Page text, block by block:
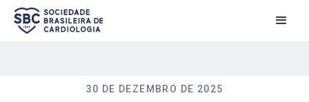
30 DE DEZEMBRO DE 2025